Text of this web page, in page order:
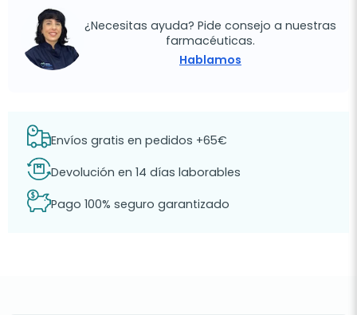
¿Necesitas ayuda? Pide consejo a nuestras
farmacéuticas.
Hablamos
Envíos gratis en pedidos +65€
Devolución en 14 días laborables
Pago 100% seguro garantizado